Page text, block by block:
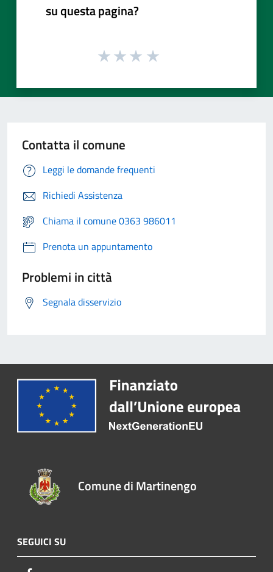
su questa pagina?
Contatta il comune
Leggi le domande frequenti
Richiedi Assistenza
Chiama il comune 0363 986011
Prenota un appuntamento
Problemi in città
Segnala disservizio
Comune di Martinengo
SEGUICI SU